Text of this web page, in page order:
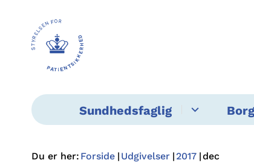
Sundhedsfaglig
Du er her: Forside Udgivelser 2017 dec